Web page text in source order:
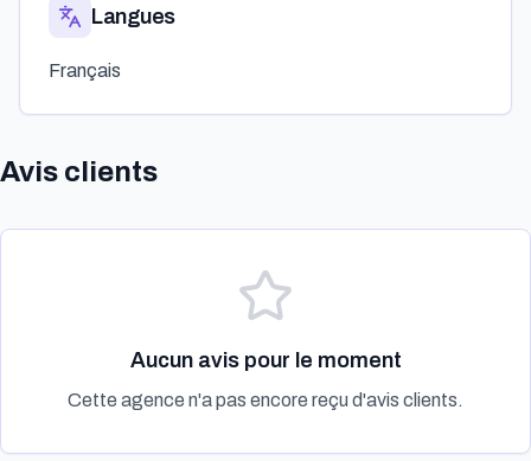
Langues
Français
Avis clients
Aucun avis pour le moment
Cette agence n'a pas encore reçu d'avis clients.